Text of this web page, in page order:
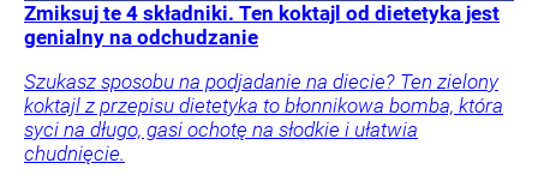
Zmiksuj te 4 składniki. Ten koktajl od dietetyka jest
genialny na odchudzanie
Szukasz sposobu na podjadanie na diecie? Ten zielony
koktajl z przepisu dietetyka to błonnikowa bomba, która
syci na długo, gasi ochotę na słodkie i ułatwia
chudnięcie.